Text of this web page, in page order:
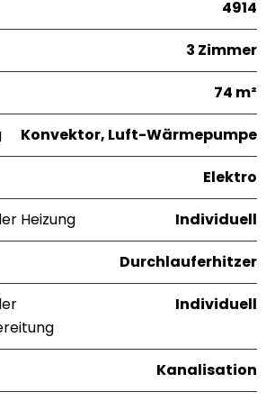
4914
3 Zimmer
74 m²
Konvektor, Luft-Wärmepumpe
Elektro
Heizung Individuell
Durchlauferhitzer
Individuell
Kanalisation